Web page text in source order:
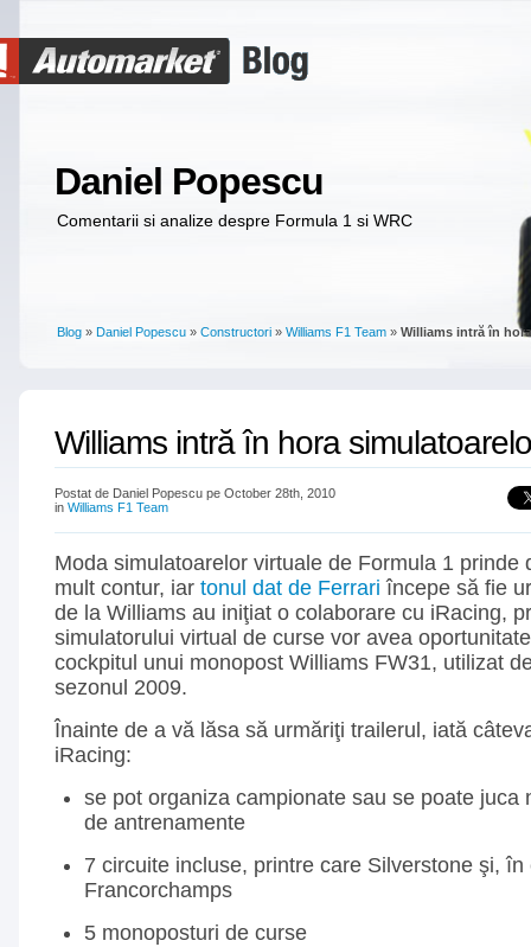
Daniel Popescu
Comentarii si analize despre Formula 1 si WRC
Blog » Daniel Popescu » Constructori » Williams F1 Team » Williams intră în
Williams intră în hora
Postat de Daniel Popescu pe October 28th, 2010
in Williams F1 Team
Moda simulatoarelor virtuale de Formula 1 prinde
mult contur, iar tonul dat de Ferrari începe să fie
de la Williams au iniţiat o colaborare cu iRacing,
simulatorului virtual de curse vor avea
cockpitul unui monopost Williams FW31, utilizat
sezonul 2009.
Înainte de a vă lăsa să urmăriţi trailerul, iată
iRacing:
se pot organiza campionate sau se poate juca
de antrenamente
7 circuite incluse, printre care Silverstone şi, în
Francorchamps
5 monoposturi de curse